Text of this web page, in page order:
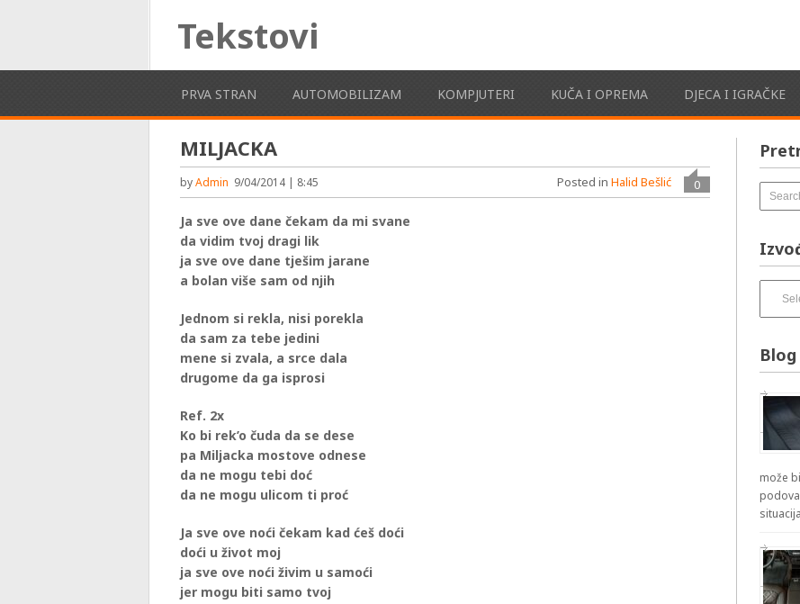
Tekstovi
PRVA STRAN AUTOMOBILIZAM KOMPJUTERI KUČA I OPREMA DJECA I IGRAČKE
MILJACKA
byAdmin 9/04/2014 | 8:45 0
Posted inHalid Bešlić
Ja sve ove dane čekam da mi svane
da vidim tvoj dragi lik
ja sve ove dane tješim jarane
a bolan više sam od njih
Jednom si rekla, nisi porekla
da sam za tebe jedini
mene si zvala, a srce dala
drugome da ga isprosi
Ref. 2x
Ko bi rek’o čuda da se dese
pa Miljacka mostove odnese
da ne mogu tebi doć
da ne mogu ulicom ti proć
Ja sve ove noći čekam kad ćeš doći
doći u život moj
ja sve ove noći živim u samoći
jer mogu biti samo tvoj
može